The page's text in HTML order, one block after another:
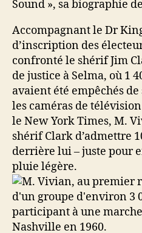
Sound », sa biographie
Accompagnant le Dr
d’inscription des
confronté le shérif Jim
de justice à Selma, où 1
avaient été empêchés
les caméras de
le New York Times, M.
shérif Clark d’admettre
derrière lui – juste pour
pluie légère.